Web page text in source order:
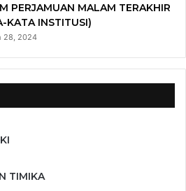
PERJAMUAN MALAM TERAKHIR
KATA INSTITUSI)
28, 2024
TIMIKA